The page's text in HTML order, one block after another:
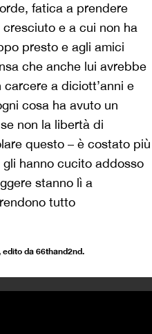
fatica a prendere
e a cui non ha
presto e agli amici
che anche lui avrebbe
a diciott’anni e
cosa ha avuto un
non la libertà di
questo – è costato più
hanno cucito addosso
stanno lì a
tutto
da 66thand2nd.